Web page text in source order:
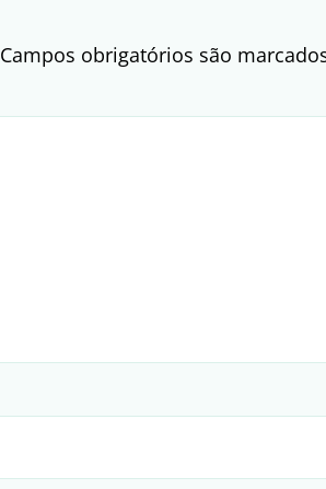
Campos obrigatórios são